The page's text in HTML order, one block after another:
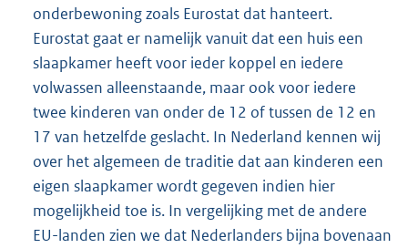
onderbewoning zoals Eurostat dat hanteert.
Eurostat gaat er namelijk vanuit dat een huis een
slaapkamer heeft voor ieder koppel en iedere
volwassen alleenstaande, maar ook voor iedere
twee kinderen van onder de 12 of tussen de 12 en
17 van hetzelfde geslacht. In Nederland kennen wij
over het algemeen de traditie dat aan kinderen een
eigen slaapkamer wordt gegeven indien hier
mogelijkheid toe is. In vergelijking met de andere
EU-landen zien we dat Nederlanders bijna bovenaan